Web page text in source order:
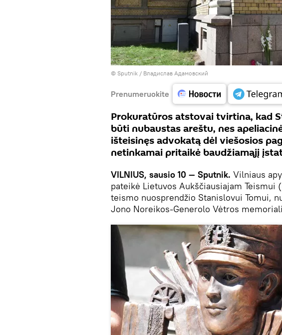
© Sputnik / Владислав Адамовский
Prenumeruokite
Prokuratūros atstovai tvirtina, kad
būti nubaustas areštu, nes
išteisinęs advokatą dėl viešosios
netinkamai pritaikė baudžiamąjį
VILNIUS, sausio 10 — Sputnik. Vilniaus
pateikė Lietuvos Aukščiausiajam Teismui
teismo nuosprendžio Stanislovui Tomui,
Jono Noreikos-Generolo Vėtros